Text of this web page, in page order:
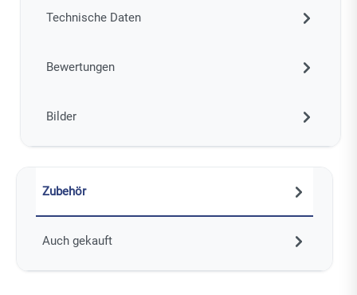
Technische Daten
Bewertungen
Bilder
Zubehör
Auch gekauft